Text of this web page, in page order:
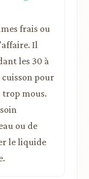
frais ou
Il
les 30 à
pour
trop mous.
ou de
le liquide